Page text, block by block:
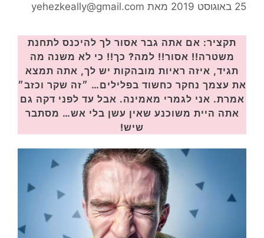
25 באוגוסט 2019 מאת yehezkeally@gmail.com
תקציר: אם אתה גבר אסור לך להיכנס לתחנת
משטרה!! אסור!! למה? כך!! כי לא משנה מה
תגיד, איזה ראיות מובהקות יש לך, אתה תמצא
את עצמך נחקר כחשוד בפלילים… ״זה שקר וכזב״
אמרת. אני לגמרי מאמינה. אבל עד לפני דקה גם
אתה היית משוכנע שאין עשן בלי אש… מסתבר
שיש!